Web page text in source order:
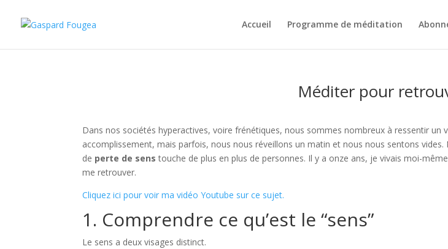
Accueil Programme de méditation
Méditer pour
Dans nos sociétés hyperactives, voire frénétiques, nous sommes nombreux à ressentir un
accomplissement, mais parfois, nous nous réveillons un matin et nous nous sentons
de perte de sens touche de plus en plus de personnes. Il y a onze ans, je vivais moi-
me retrouver.
Cliquez ici pour voir ma vidéo Youtube sur ce sujet.
1. Comprendre ce qu’est le “sens”
Le sens a deux visages distinct.